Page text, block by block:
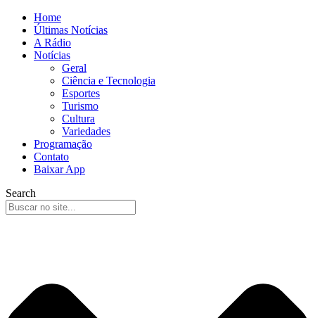
Home
Últimas Notícias
A Rádio
Notícias
Geral
Ciência e Tecnologia
Esportes
Turismo
Cultura
Variedades
Programação
Contato
Baixar App
Search